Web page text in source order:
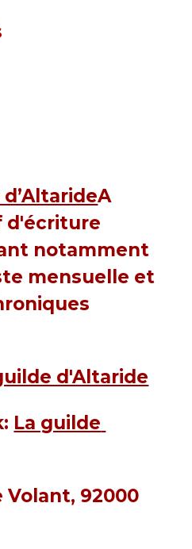
A
d'écriture
notamment
mensuelle et
d'Altaride
La guilde
Volant, 92000